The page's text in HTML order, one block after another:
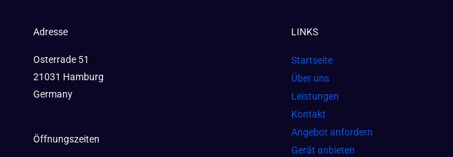
Adresse
Osterrade 51
21031 Hamburg
Germany
Öffnungszeiten
LINKS
Startseite
Über uns
Leistungen
Kontakt
Angebot anfordern
Gerät anbieten